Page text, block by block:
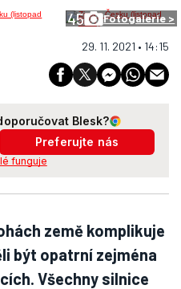
45 Fotogalerie >
29. 11. 2021 • 14:15
Blesk?
Preferujte nás
funguje
země komplikuje
být opatrní zejména
Všechny silnice